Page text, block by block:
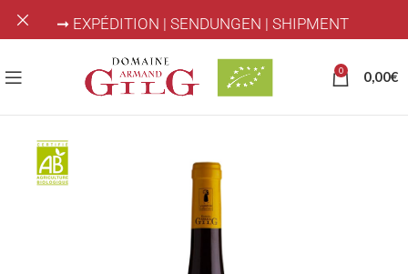
0 0,00€
➞ EXPÉDITION | SENDUNGEN | SHIPMENT